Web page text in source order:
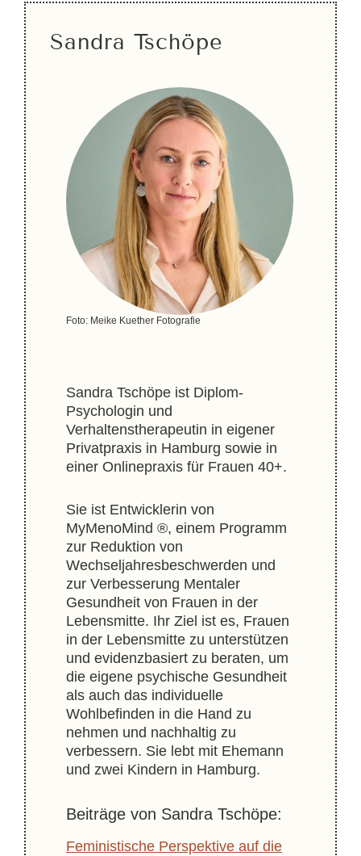
Sandra Tschöpe
Foto: Meike Kuether Fotografie
Sandra Tschöpe ist Diplom-
Psychologin und
Verhaltenstherapeutin in eigener
Privatpraxis in Hamburg sowie in
einer Onlinepraxis für Frauen 40+.
Sie ist Entwicklerin von
MyMenoMind ®, einem Programm
zur Reduktion von
Wechseljahresbeschwerden und
zur Verbesserung Mentaler
Gesundheit von Frauen in der
Lebensmitte. Ihr Ziel ist es, Frauen
in der Lebensmitte zu unterstützen
und evidenzbasiert zu beraten, um
die eigene psychische Gesundheit
als auch das individuelle
Wohlbefinden in die Hand zu
nehmen und nachhaltig zu
verbessern. Sie lebt mit Ehemann
und zwei Kindern in Hamburg.
Sandra Tschöpe
Feministische Perspektive auf die